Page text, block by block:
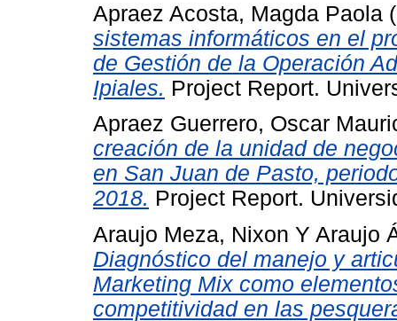
Apraez Acosta, Magda Paola
sistemas informáticos en el
de Gestión de la Operación
Ipiales. Project Report.
Apraez Guerrero, Oscar
creación de la unidad de
en San Juan de Pasto,
2018. Project Report.
Araujo Meza, Nixon Y Araujo
Diagnóstico del manejo y
Marketing Mix como
competitividad en las